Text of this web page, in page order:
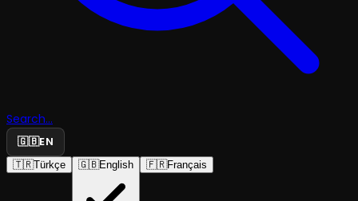
Search...
🇬🇧EN
🇹🇷Türkçe 🇬🇧English 🇫🇷Français